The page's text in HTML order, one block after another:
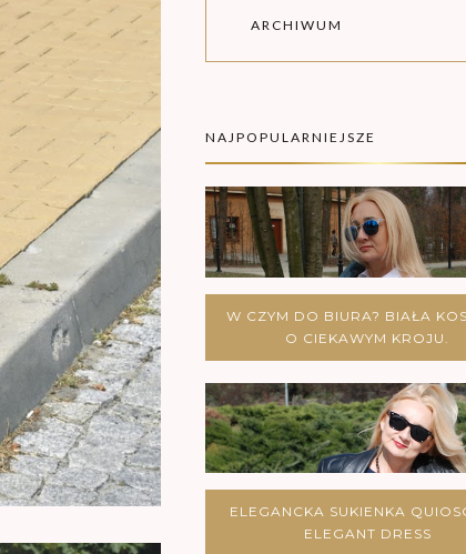
ARCHIWUM
NAJPOPULARNIEJSZE
W CZYM DO BIURA? BIAŁA
O CIEKAWYM KROJU.
ELEGANCKA SUKIENKA
ELEGANT DRESS